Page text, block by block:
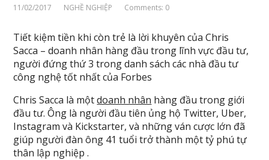
11/02/2017 NGHỀ NGHIỆP Comments: 0
Tiết kiệm tiền khi còn trẻ là lời khuyên của Chris
Sacca – doanh nhân hàng đầu trong lĩnh vực đầu tư,
người đứng thứ 3 trong danh sách các nhà đầu tư
công nghệ tốt nhất của Forbes
Chris Sacca là mộtdoanh nhân hàng đầu trong giới
đầu tư. Ông là người đầu tiên ủng hộ Twitter, Uber,
Instagram và Kickstarter, và những ván cược lớn đã
giúp người đàn ông 41 tuổi trở thành một tỷ phú tự
thân lập nghiệp .